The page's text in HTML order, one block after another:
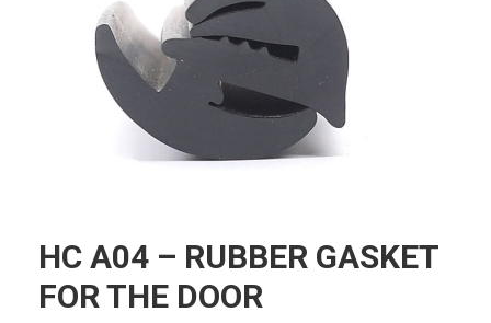
HC A04 – RUBBER GASKET
FOR THE DOOR